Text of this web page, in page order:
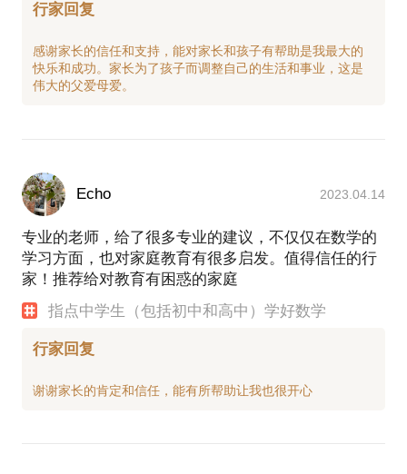
行家回复
感谢家长的信任和支持，能对家长和孩子有帮助是我最大的
快乐和成功。家长为了孩子而调整自己的生活和事业，这是
Echo 2023.04.14
专业的老师，给了很多专业的建议，不仅仅在数学的
学习方面，也对家庭教育有很多启发。值得信任的行
家！推荐给对教育有困惑的家庭
指点中学生（包括初中和高中）学好数学
行家回复